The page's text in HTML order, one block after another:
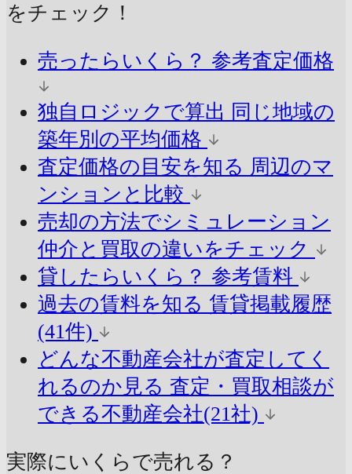
をチェック！
売ったらいくら？ 参考査定価格
独自ロジックで算出 同じ地域の
築年別の平均価格
査定価格の目安を知る 周辺のマ
ンションと比較
売却の方法でシミュレーション
仲介と買取の違いをチェック
貸したらいくら？ 参考賃料
過去の賃料を知る 賃貸掲載履歴
(41件)
どんな不動産会社が査定してく
れるのか見る 査定・買取相談が
できる不動産会社(21社)
実際にいくらで売れる？